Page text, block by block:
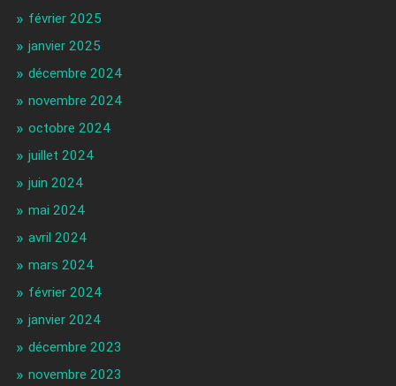
février 2025
janvier 2025
décembre 2024
novembre 2024
octobre 2024
juillet 2024
juin 2024
mai 2024
avril 2024
mars 2024
février 2024
janvier 2024
décembre 2023
novembre 2023